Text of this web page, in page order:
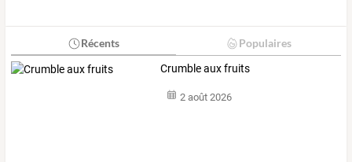
Récents Populaires
Crumble aux fruits
2 août 2026